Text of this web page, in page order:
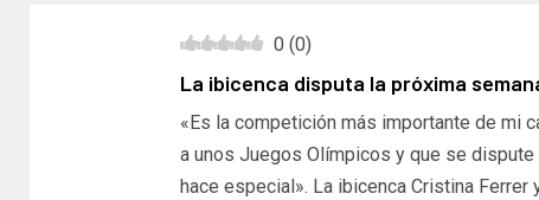
0 (0)
La ibicenca disputa la próxima
«Es la competición más importante de mi
a unos Juegos Olímpicos y que se
hace especial». La ibicenca Cristina